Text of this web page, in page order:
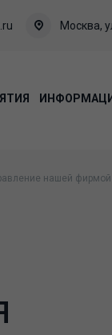
Москва,
нашей